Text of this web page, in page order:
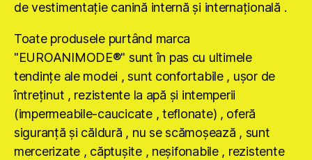
de vestimentaţie canină internă şi internaţională .
Toate produsele purtând marca
"EUROANIMODE®" sunt în pas cu ultimele
tendinţe ale modei , sunt confortabile , uşor de
întreţinut , rezistente la apă şi intemperii
(impermeabile-caucicate , teflonate) , oferă
siguranţă şi căldură , nu se scămoşează , sunt
mercerizate , căptuşite , neşifonabile , rezistente